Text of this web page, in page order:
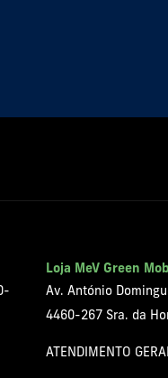
Loja MeV Green
Av. António
4460-267 Sra. da
ATENDIMENTO